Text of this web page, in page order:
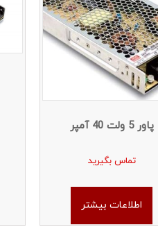
پاور 5 ولت 40 آمپر
تماس بگیرید
اطلاعات بیشتر